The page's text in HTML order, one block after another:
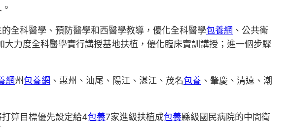
全科醫學、預防醫學和西醫學教導，優化全科醫學包養網 、公共衛
力度全科醫學實行講授基地扶植，優化臨床實訓講授；進一個步驟
網州包養網 、惠州、汕尾、陽江、湛江、茂名包養 、肇慶、清遠、潮
算目標優先設定給4包養7家進級扶植成包養縣級國民病院的中間衛